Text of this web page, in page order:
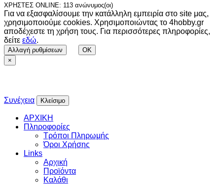
ΧΡΗΣΤΕΣ ONLINE: 113 ανώνυμος(οι)
Για να εξασφαλίσουμε την κατάλληλη εμπειρία στο site μας,
χρησιμοποιούμε cookies. Χρησιμοποιώντας το 4hobby.gr
αποδέχεστε τη χρήση τους. Για περισσότερες πληροφορίες,
δείτε εδώ.
Αλλαγή ρυθμίσεων
OK
×
Συνέχεια Κλείσιμο
ΑΡΧΙΚΗ
Πληροφορίες
Τρόποι Πληρωμής
Όροι Χρήσης
Links
Αρχική
Προϊόντα
Καλάθι